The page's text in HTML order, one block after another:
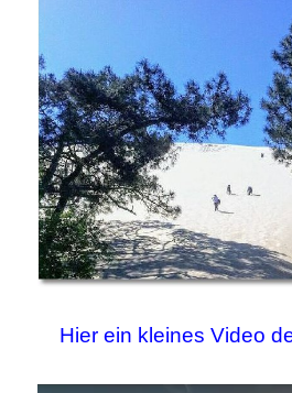
Hier ein kleines Video